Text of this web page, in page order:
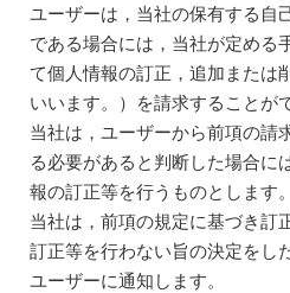
ユーザーは，当社の保有する自
である場合には，当社が定める
て個人情報の訂正，追加または
いいます。）を請求することが
当社は，ユーザーから前項の請
る必要があると判断した場合に
報の訂正等を行うものとします。
当社は，前項の規定に基づき訂
訂正等を行わない旨の決定をし
ユーザーに通知します。